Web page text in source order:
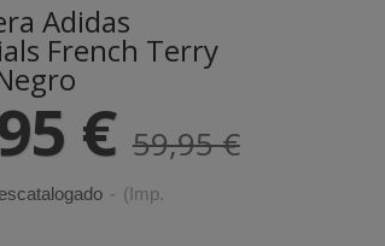
Adidas
French Terry
€ 59,95 €
- (Imp.